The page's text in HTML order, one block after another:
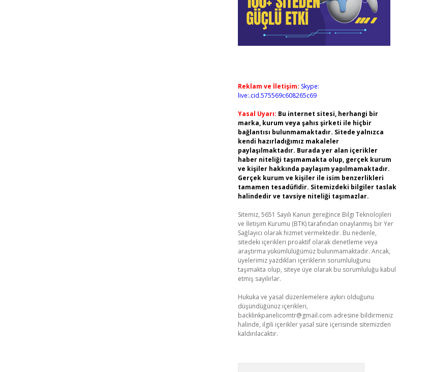
Reklam ve İletişim: Skype:
live:.cid.575569c608265c69
Yasal Uyarı: Bu internet sitesi, herhangi bir
marka, kurum veya şahıs şirketi ile hiçbir
bağlantısı bulunmamaktadır. Sitede yalnızca
kendi hazırladığımız makaleler
paylaşılmaktadır. Burada yer alan içerikler
haber niteliği taşımamakta olup, gerçek kurum
ve kişiler hakkında paylaşım yapılmamaktadır.
Gerçek kurum ve kişiler ile isim benzerlikleri
tamamen tesadüfidir. Sitemizdeki bilgiler taslak
halindedir ve tavsiye niteliği taşımazlar.
Sitemiz, 5651 Sayılı Kanun gereğince Bilgi Teknolojileri
ve İletişim Kurumu (BTK) tarafından onaylanmış bir Yer
Sağlayıcı olarak hizmet vermektedir. Bu nedenle,
sitedeki içerikleri proaktif olarak denetleme veya
araştırma yükümlülüğümüz bulunmamaktadır. Ancak,
üyelerimiz yazdıkları içeriklerin sorumluluğunu
taşımakta olup, siteye üye olarak bu sorumluluğu kabul
etmiş sayılırlar.
Hukuka ve yasal düzenlemelere aykırı olduğunu
düşündüğünüz içerikleri,
backlinkpanelicomtr@gmail.com adresine bildirmeniz
halinde, ilgili içerikler yasal süre içerisinde sitemizden
kaldırılacaktır.